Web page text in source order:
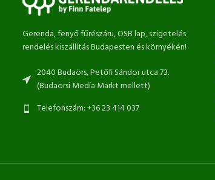
Gerenda, fenyő fűrészáru, OSB lap, szigetelés
rendelés kiszállítás Budapesten és környékén!
2040 Budaörs, Petőfi Sándor utca 73.
(Budaörsi Media Markt mellett)
Telefonszám: +36 23 414 037